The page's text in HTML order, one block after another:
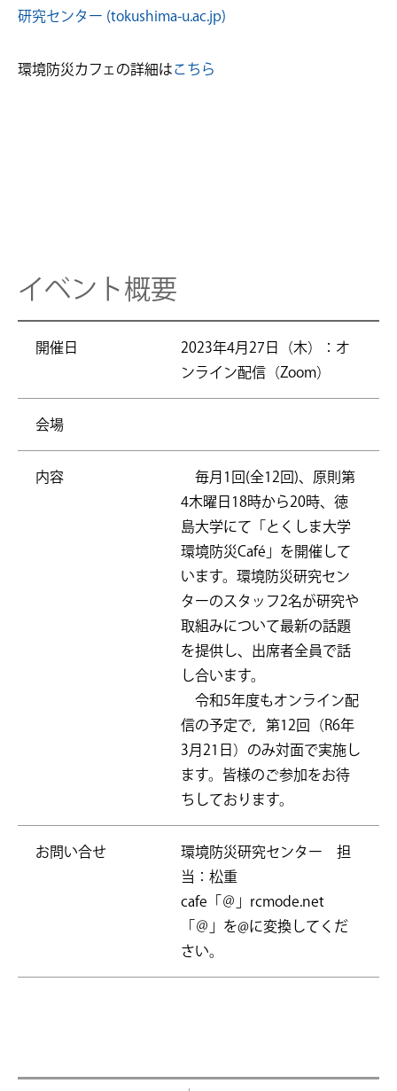
研究センター (tokushima-u.ac.jp)
環境防災カフェの詳細はこちら
イベント概要
開催日
2023年4月27日（木）：オ
ンライン配信（Zoom）
会場
内容
毎月1回(全12回)、原則第
4木曜日18時から20時、徳
島大学にて「とくしま大学
環境防災Café」を開催して
います。環境防災研究セン
ターのスタッフ2名が研究や
取組みについて最新の話題
を提供し、出席者全員で話
し合います。
令和5年度もオンライン配
信の予定で，第12回（R6年
3月21日）のみ対面で実施し
ます。皆様のご参加をお待
ちしております。
お問い合せ
環境防災研究センター 担
当：松重
cafe「＠」rcmode.net
「＠」を@に変換してくだ
さい。